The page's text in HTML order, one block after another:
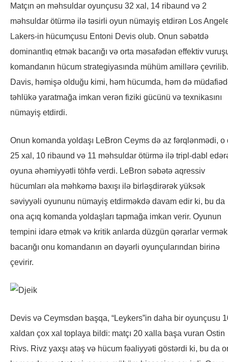
Matçın ən məhsuldar oyunçusu 32 xal, 14 ribaund və 2
məhsuldar ötürmə ilə təsirli oyun nümayiş etdirən Los
Lakers-in hücumçusu Entoni Devis olub. Onun səbətdə
dominantlıq etmək bacarığı və orta məsafədən effektiv
komandanın hücum strategiyasında mühüm amillərə çevrilib.
Davis, həmişə olduğu kimi, həm hücumda, həm də
təhlükə yaratmağa imkan verən fiziki gücünü və texnikasını
nümayiş etdirdi.
Onun komanda yoldaşı LeBron Ceyms də az fərqlənmədi, o
25 xal, 10 ribaund və 11 məhsuldar ötürmə ilə tripl-dabl
oyuna əhəmiyyətli töhfə verdi. LeBron səbətə aqressiv
hücumları əla məhkəmə baxışı ilə birləşdirərək yüksək
səviyyəli oyununu nümayiş etdirməkdə davam edir ki, bu da
ona açıq komanda yoldaşları tapmağa imkan verir. Oyunun
tempini idarə etmək və kritik anlarda düzgün qərarlar vermək
bacarığı onu komandanın ən dəyərli oyunçularından birinə
çevirir.
Devis və Ceymsdən başqa, “Leykers”in daha bir oyunçusu
xaldan çox xal toplaya bildi: matçı 20 xalla başa vuran Ostin
Rivs. Rivz yaxşı atəş və hücum fəaliyyəti göstərdi ki, bu da